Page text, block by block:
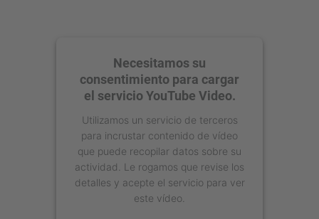
Necesitamos su
consentimiento para cargar
el servicio YouTube Video.
Utilizamos un servicio de terceros
para incrustar contenido de vídeo
que puede recopilar datos sobre su
actividad. Le rogamos que revise los
detalles y acepte el servicio para ver
este vídeo.